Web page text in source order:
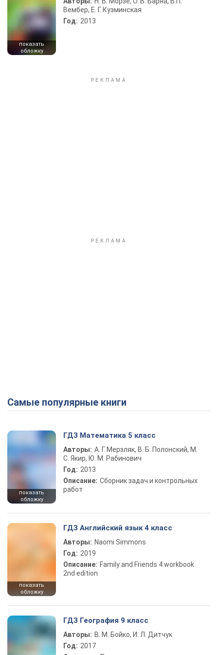
показать
обложку
Вембер, Е. Г. Кузминская
Год: 2013
Самые популярные книги
показать
обложку
ГДЗ Математика 5 класс
Авторы: А. Г. Мерзляк, В. Б. Полонский, М.
С. Якир, Ю. М. Рабинович
Год: 2013
Описание: Сборник задач и контрольных
работ
показать
обложку
ГДЗ Английский язык 4 класс
Авторы: Naomi Simmons
Год: 2019
Описание: Family and Friends 4 workbook
2nd edition
ГДЗ География 9 класс
Авторы: В. М. Бойко, И. Л. Дитчук
Год: 2017